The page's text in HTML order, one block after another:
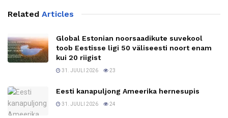
Related Articles
Global Estonian noorsaadikute suvekool
toob Eestisse ligi 50 väliseesti noort enam
kui 20 riigist
31. JUULI 2026 23
Eesti kanapuljong Ameerika hernesupis
31. JUULI 2026 24